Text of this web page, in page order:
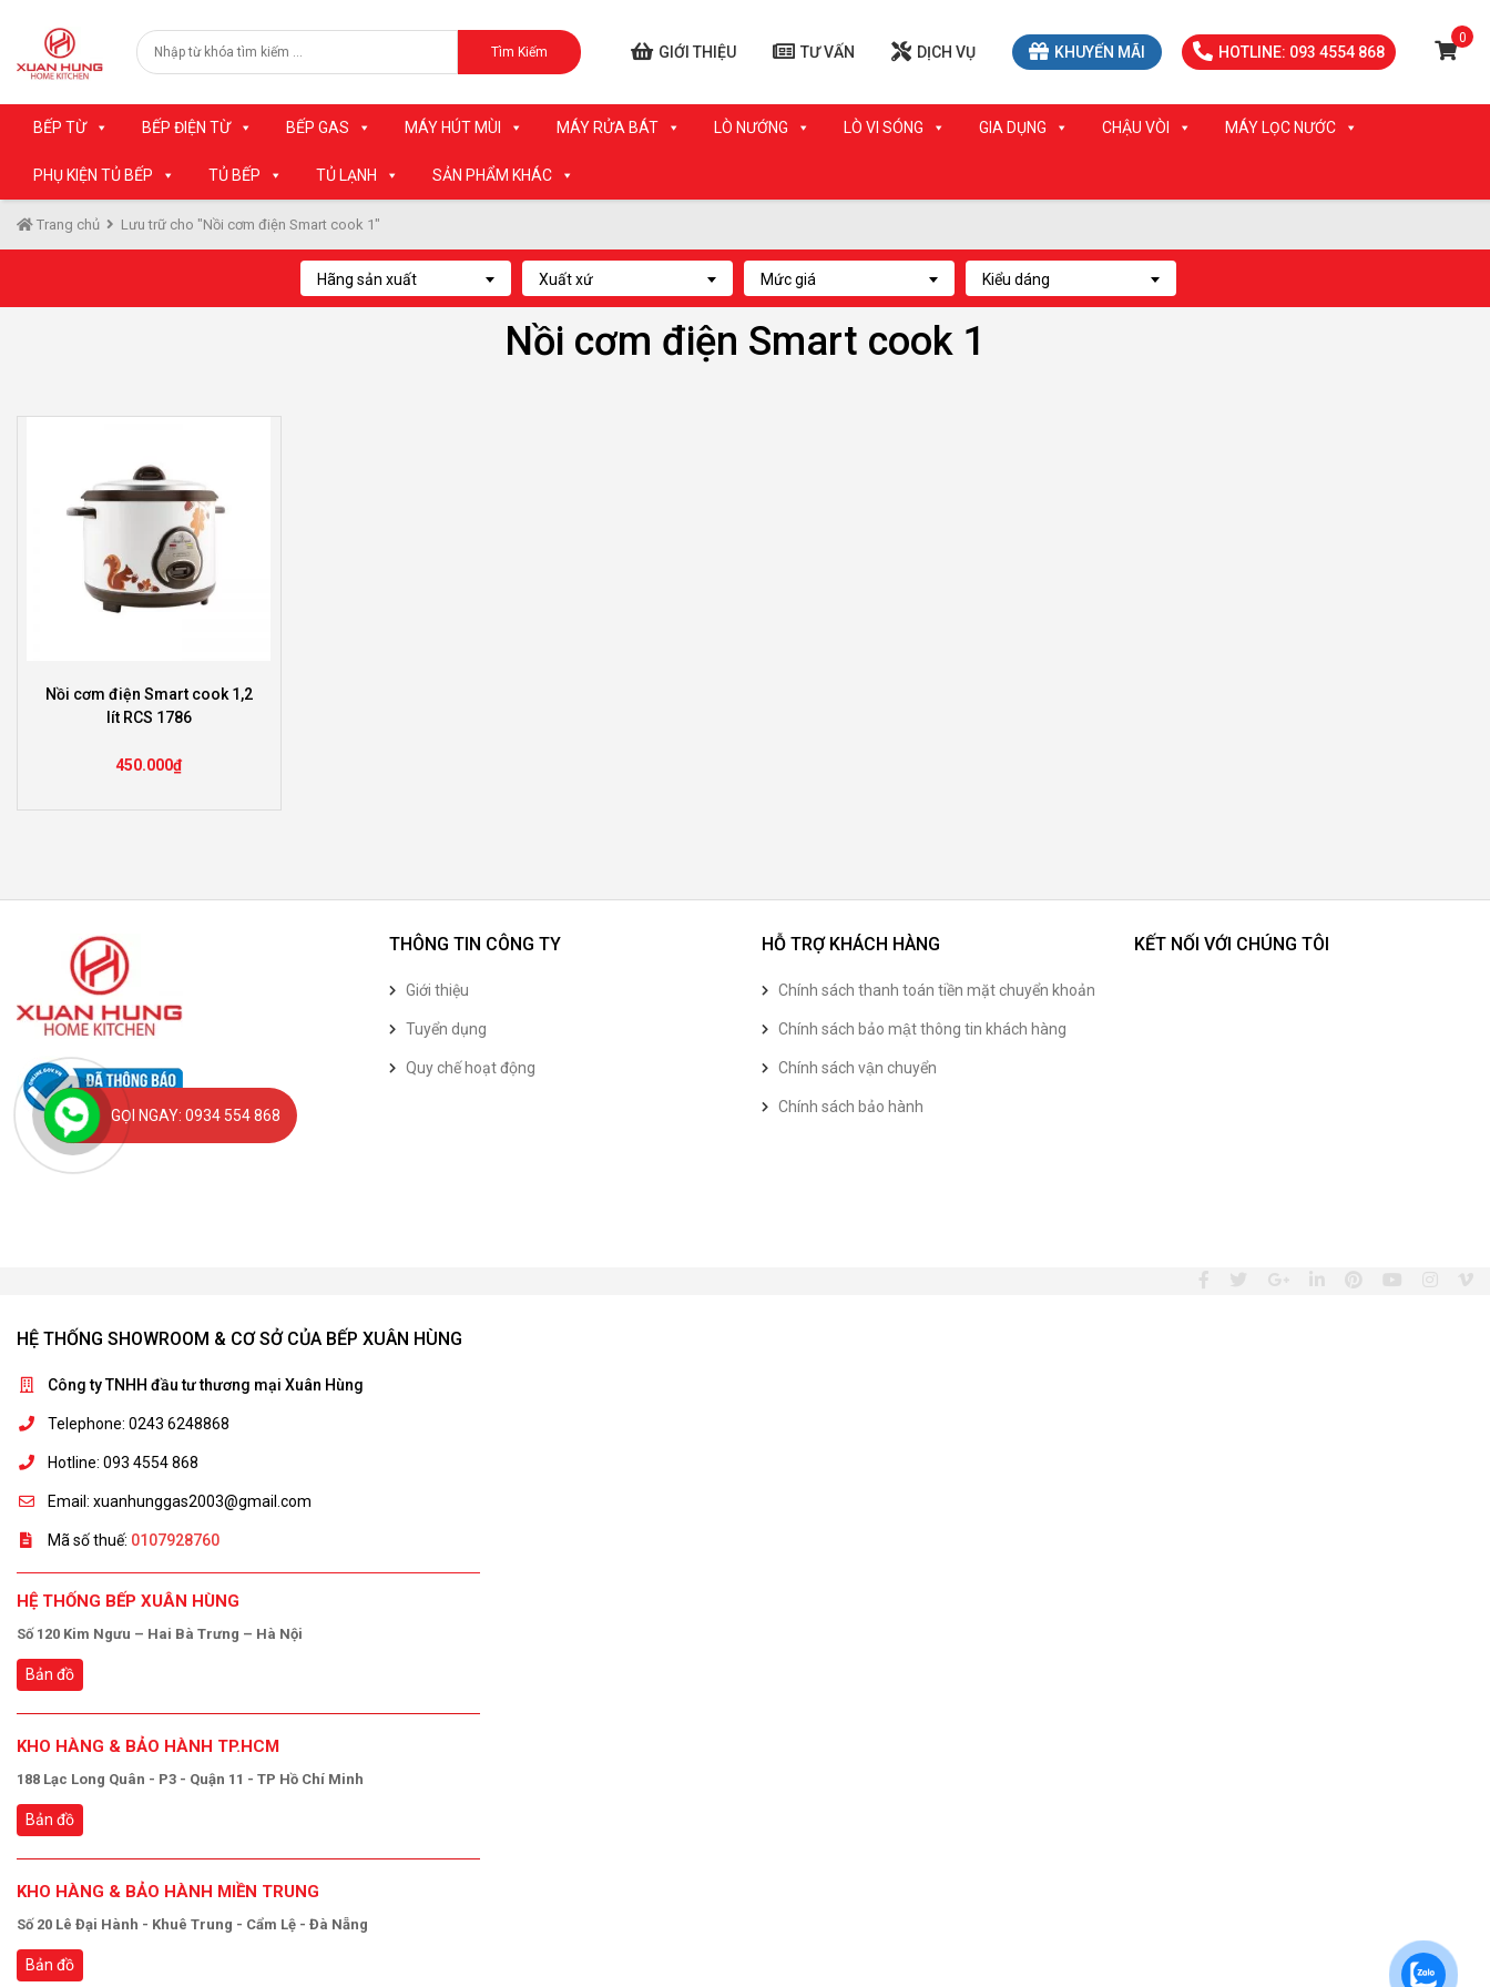
Tìm Kiếm GIỚI THIỆU TƯ VẤN DỊCH VỤ KHUYẾN MÃI HOTLINE: 093 4554 868
0
BẾP TỪ BẾP ĐIỆN TỪ BẾP GAS MÁY HÚT MÙI MÁY RỬA BÁT LÒ NƯỚNG LÒ VI SÓNG GIA DỤNG CHẬU VÒI MÁY LỌC NƯỚC
PHỤ KIỆN TỦ BẾP TỦ BẾP TỦ LẠNH SẢN PHẨM KHÁC
Trang chủ Lưu trữ cho "Nồi cơm điện Smart cook 1"
Hãng sản xuất Xuất xứ Mức giá Kiểu dáng
Nồi cơm điện Smart cook 1
Nồi cơm điện Smart cook 1,2
lít RCS 1786
450.000₫
THÔNG TIN CÔNG TY
Giới thiệu
Tuyển dụng
Quy chế hoạt động
HỖ TRỢ KHÁCH HÀNG
Chính sách thanh toán tiền mặt chuyển khoản
Chính sách bảo mật thông tin khách hàng
Chính sách vận chuyển
Chính sách bảo hành
KẾT NỐI VỚI CHÚNG TÔI
HỆ THỐNG SHOWROOM & CƠ SỞ CỦA BẾP XUÂN HÙNG
Công ty TNHH đầu tư thương mại Xuân Hùng
Telephone: 0243 6248868
Hotline: 093 4554 868
Email: xuanhunggas2003@gmail.com
Mã số thuế: 0107928760
HỆ THỐNG BẾP XUÂN HÙNG
Số 120 Kim Ngưu – Hai Bà Trưng – Hà Nội
Bản đồ
KHO HÀNG & BẢO HÀNH TP.HCM
188 Lạc Long Quân - P3 - Quận 11 - TP Hồ Chí Minh
Bản đồ
KHO HÀNG & BẢO HÀNH MIỀN TRUNG
Số 20 Lê Đại Hành - Khuê Trung - Cẩm Lệ - Đà Nẵng
Bản đồ
GỌI NGAY: 0934 554 868